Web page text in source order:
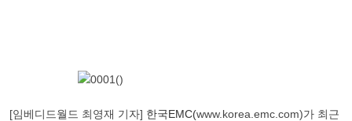
[임베디드월드 최영재 기자] 한국EMC(www.korea.emc.com)가 최근